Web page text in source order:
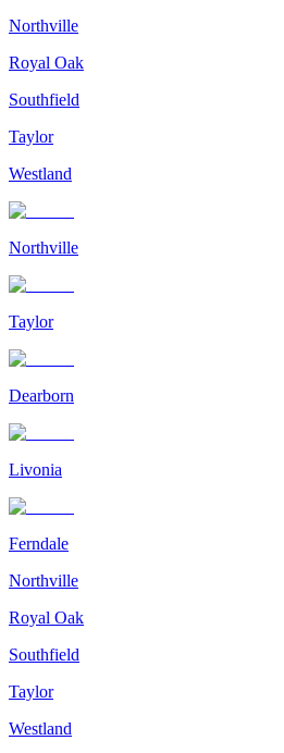
Northville
Royal Oak
Southfield
Taylor
Westland
Northville
Taylor
Dearborn
Livonia
Ferndale
Northville
Royal Oak
Southfield
Taylor
Westland